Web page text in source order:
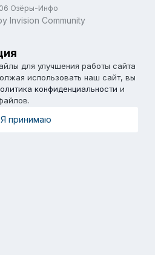
Озёры-Инфо
Invision Community
для улучшения работы сайта
использовать наш сайт, вы
конфиденциальности и
Я принимаю